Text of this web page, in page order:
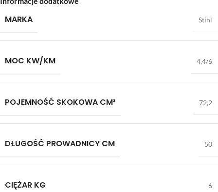
MARKA Stihl
MOC KW/KM 4,4/6
POJEMNOŚĆ SKOKOWA CM³ 72,2
DŁUGOŚĆ PROWADNICY CM 50
CIĘŻAR KG 6